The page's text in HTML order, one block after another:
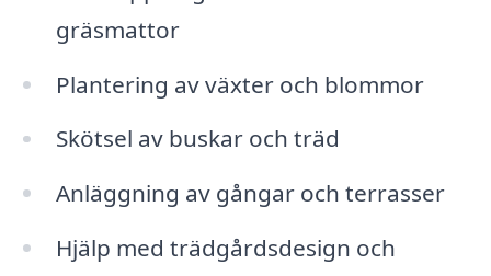
gräsmattor
Plantering av växter och blommor
Skötsel av buskar och träd
Anläggning av gångar och terrasser
Hjälp med trädgårdsdesign och